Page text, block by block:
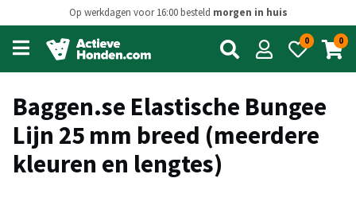
Op werkdagen voor 16:00 besteld morgen in huis
Open
main
menu
0 0
Baggen.se Elastische Bungee
Lijn 25 mm breed (meerdere
kleuren en lengtes)